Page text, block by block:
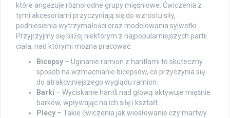
które angażuje różnorodne grupy mięśniowe. Ćwiczenia z
tymi akcesoriami przyczyniają się do wzrostu siły,
podniesienia wytrzymałości oraz modelowania sylwetki.
Przyjrzyjmy się bliżej niektórym z najpopularniejszych partii
ciała, nad którymi można pracować:
Bicepsy – Uginanie ramion z hantlami to skuteczny
sposób na wzmacnianie bicepsów, co przyczynia się
do atrakcyjniejszego wyglądu ramion.
Barki – Wyciskanie hantli nad głową aktywuje mięśnie
barków, wpływając na ich siłę i kształt.
Plecy – Takie ćwiczenia jak wiosłowanie czy martwy